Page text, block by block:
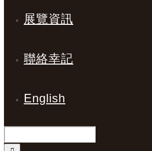
展覽資訊
聯絡幸記
English